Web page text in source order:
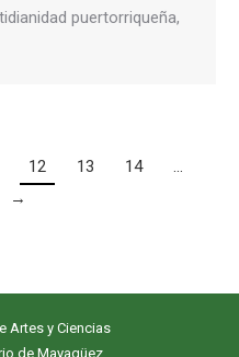
puertorriqueña,
12 13 14
…
→
Artes y Ciencias
de Mayagüez